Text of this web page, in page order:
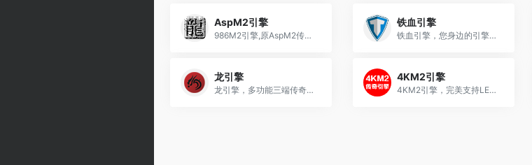
AspM2引擎
986M2引擎,原AspM2传奇引擎。
铁血引擎
铁血引擎，您身边的引擎专家！
龙引擎
龙引擎，多功能三端传奇引擎！
4KM2引擎
4KM2引擎，完美支持LEG.BLUE.188.九龍等引擎直接转换！